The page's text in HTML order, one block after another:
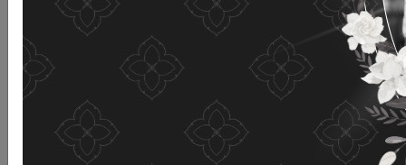
personal information for the purpose of developing
and improving the website. If you use this website
without changing any settings it means that you agree
to receive cookies on the website and our privacy
policy.
See details Accept all